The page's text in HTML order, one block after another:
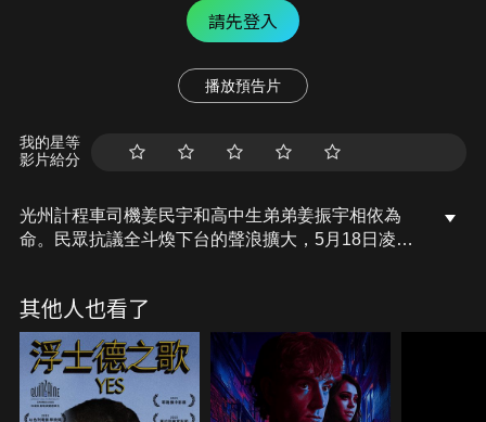
請先登入
播放預告片
我的星等
影片給分
光州計程車司機姜民宇和高中生弟弟姜振宇相依為
命。民眾抗議全斗煥下台的聲浪擴大，5月18日凌晨
而走上街頭。申愛之父退伍上校朴興洙建議溫和手段
卻被軍方拒絕，眼前暴力越演越烈，眾人能否全身而
退？
其他人也看了